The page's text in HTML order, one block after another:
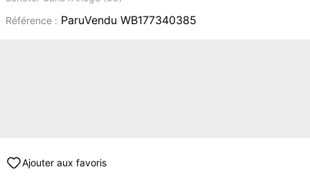
Référence : ParuVendu WB177340385
Ajouter aux favoris